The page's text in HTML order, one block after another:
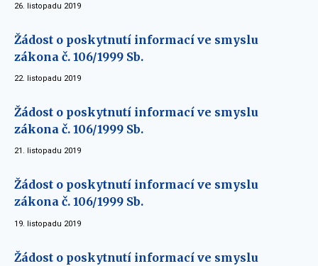
26. listopadu 2019
Žádost o poskytnutí informací ve smyslu
zákona č. 106/1999 Sb.
22. listopadu 2019
Žádost o poskytnutí informací ve smyslu
zákona č. 106/1999 Sb.
21. listopadu 2019
Žádost o poskytnutí informací ve smyslu
zákona č. 106/1999 Sb.
19. listopadu 2019
Žádost o poskytnutí informací ve smyslu